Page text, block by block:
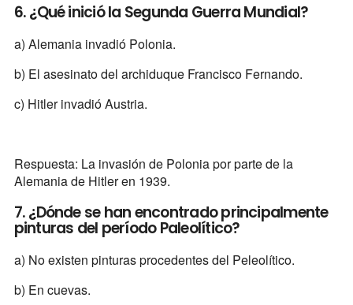
6. ¿Qué inició la Segunda Guerra Mundial?
a) Alemania invadió Polonia.
b) El asesinato del archiduque Francisco Fernando.
c) Hitler invadió Austria.
Respuesta: La invasión de Polonia por parte de la
Alemania de Hitler en 1939.
7. ¿Dónde se han encontrado principalmente
pinturas del período Paleolítico?
a) No existen pinturas procedentes del Peleolítico.
b) En cuevas.